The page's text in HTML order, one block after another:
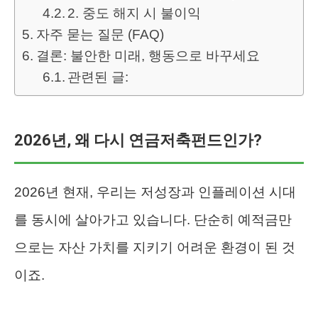
2. 중도 해지 시 불이익
자주 묻는 질문 (FAQ)
결론: 불안한 미래, 행동으로 바꾸세요
관련된 글:
2026년, 왜 다시 연금저축펀드인가?
2026년 현재, 우리는 저성장과 인플레이션 시대
를 동시에 살아가고 있습니다. 단순히 예적금만
으로는 자산 가치를 지키기 어려운 환경이 된 것
이죠.